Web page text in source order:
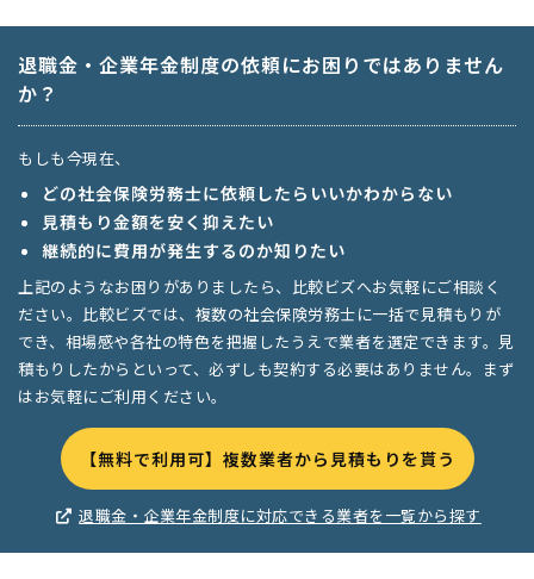
退職金・企業年金制度の依頼にお困りではありません
か？
もしも今現在、
どの社会保険労務士に依頼したらいいかわからない
見積もり金額を安く抑えたい
継続的に費用が発生するのか知りたい
上記のようなお困りがありましたら、比較ビズへお気軽にご相談く
ださい。比較ビズでは、複数の社会保険労務士に一括で見積もりが
でき、相場感や各社の特色を把握したうえで業者を選定できます。見
積もりしたからといって、必ずしも契約する必要はありません。まず
はお気軽にご利用ください。
【無料で利用可】複数業者から見積もりを貰う
退職金・企業年金制度に対応できる業者を一覧から探す